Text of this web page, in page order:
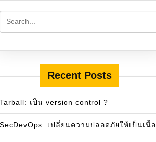
Recent Posts
Tarball: เป็น version control ?
SecDevOps: เปลี่ยนความปลอดภัยให้เป็นเนื้อ